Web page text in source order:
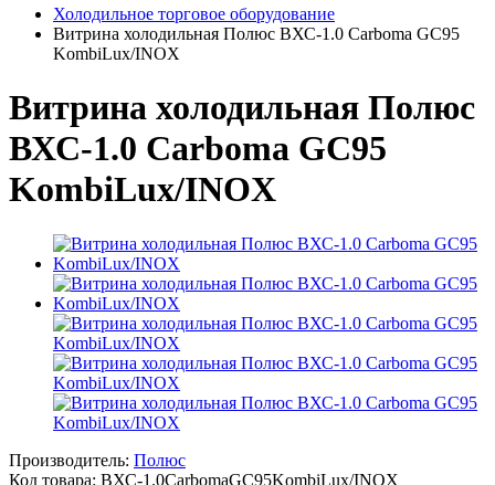
Холодильное торговое оборудование
Витрина холодильная Полюс ВХС-1.0 Carboma GC95
KombiLux/INOX
Витрина холодильная Полюс
ВХС-1.0 Carboma GC95
KombiLux/INOX
Производитель: Полюс
Код товара: ВХС-1.0CarbomaGC95KombiLux/INOX